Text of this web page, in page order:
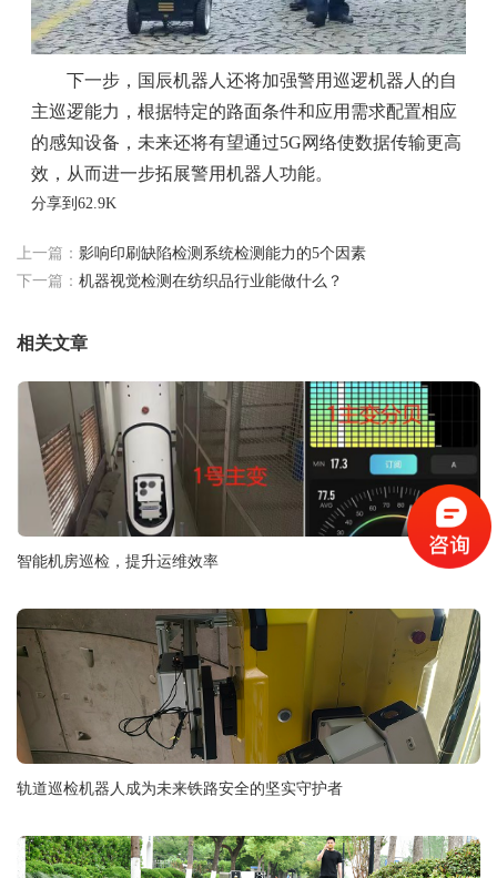
下一步，国辰机器人还将加强警用巡逻机器人的自
主巡逻能力，根据特定的路面条件和应用需求配置相应
的感知设备，未来还将有望通过5G网络使数据传输更高
效，从而进一步拓展警用机器人功能。
分享到62.9K
上一篇： 影响印刷缺陷检测系统检测能力的5个因素
下一篇： 机器视觉检测在纺织品行业能做什么？
相关文章
智能机房巡检，提升运维效率
轨道巡检机器人成为未来铁路安全的坚实守护者